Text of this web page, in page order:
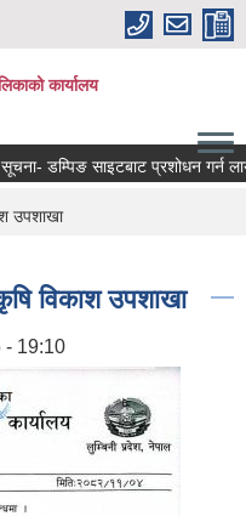
कार्यालय
डम्पिङ साइटबाट प्रशोधन गर्न
उपशाखा
विकाश उपशाखा
- 19:10